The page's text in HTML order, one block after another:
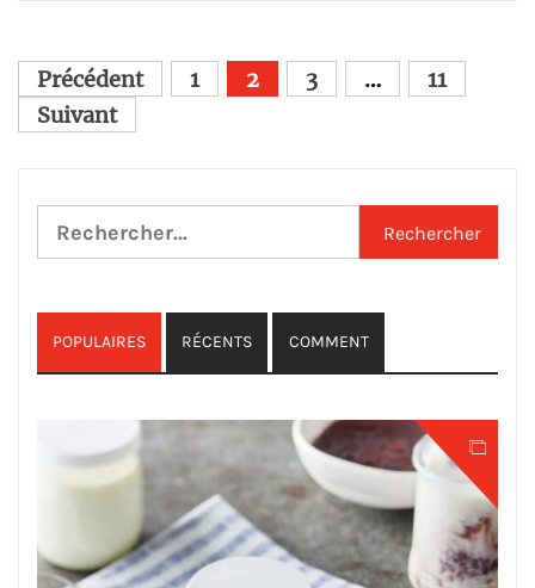
Pagination
des
Précédent 1 2 3 …
11
Suivant
Rechercher :
POPULAIRES RÉCENTS COMMENT